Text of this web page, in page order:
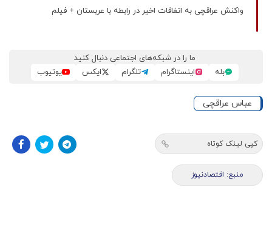
واکنش عراقچی به اتفاقات اخیر در رابطه با عربستان + فیلم
ما را در شبکه‌های اجتماعی دنبال کنید
بله
اینستاگرام تلگرام ایکس یوتیوب
عباس عراقچی
کپی لینک کوتاه
منبع: اقتصادنیوز